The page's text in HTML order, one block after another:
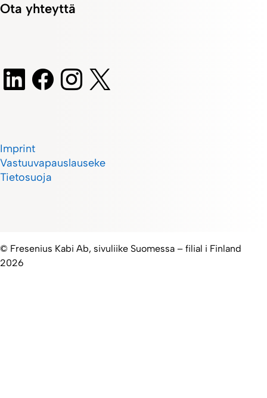
Ota yhteyttä
Imprint
Vastuuvapauslauseke
Tietosuoja
© Fresenius Kabi Ab, sivuliike Suomessa – filial i Finland
2026